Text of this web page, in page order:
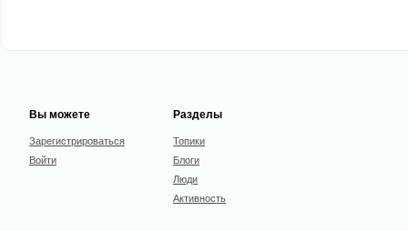
Вы можете
Зарегистрироваться
Войти
Разделы
Топики
Блоги
Люди
Активность